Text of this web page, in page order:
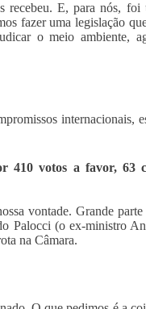
recebeu. E, para nós, foi
fazer uma legislação
o meio ambiente,
internacionais,
410 votos a favor, 63
vontade. Grande parte
Palocci (o ex-ministro
na Câmara.